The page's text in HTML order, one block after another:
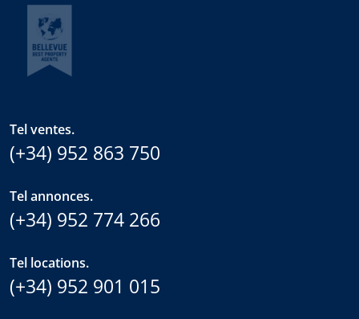
Tel ventes.
(+34) 952 863 750
Tel annonces.
(+34) 952 774 266
Tel locations.
(+34) 952 901 015